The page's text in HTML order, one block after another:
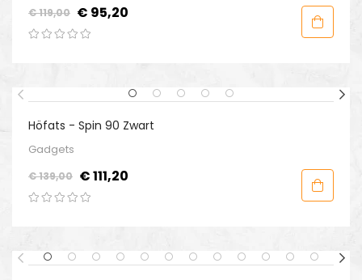
Normale
prijs
€ 119,00 Prijs
€ 95,20
Höfats - Spin 90 Zwart
Gadgets
Normale
prijs
€ 139,00 Prijs
€ 111,20